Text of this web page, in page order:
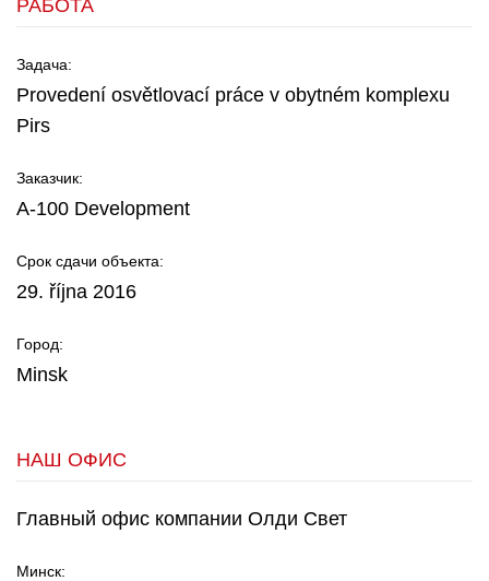
РАБОТА
Задача:
Provedení osvětlovací práce v obytném komplexu
Pirs
Заказчик:
A-100 Development
Срок сдачи объекта:
29. října 2016
Город:
Minsk
НАШ ОФИС
Главный офис компании Олди Свет
Минск: